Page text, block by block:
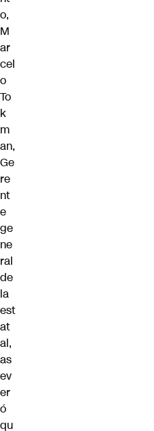
o,
M
ar
cel
o
To
k
m
an,
Ge
re
nt
e
ge
ne
ral
de
la
est
at
al,
as
ev
er
ó
qu